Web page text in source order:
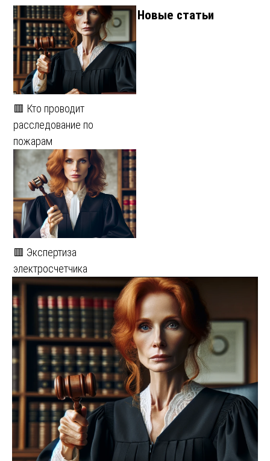
🟥 Кто проводит
расследование по
пожарам
🟥 Экспертиза
электросчетчика
Новые статьи